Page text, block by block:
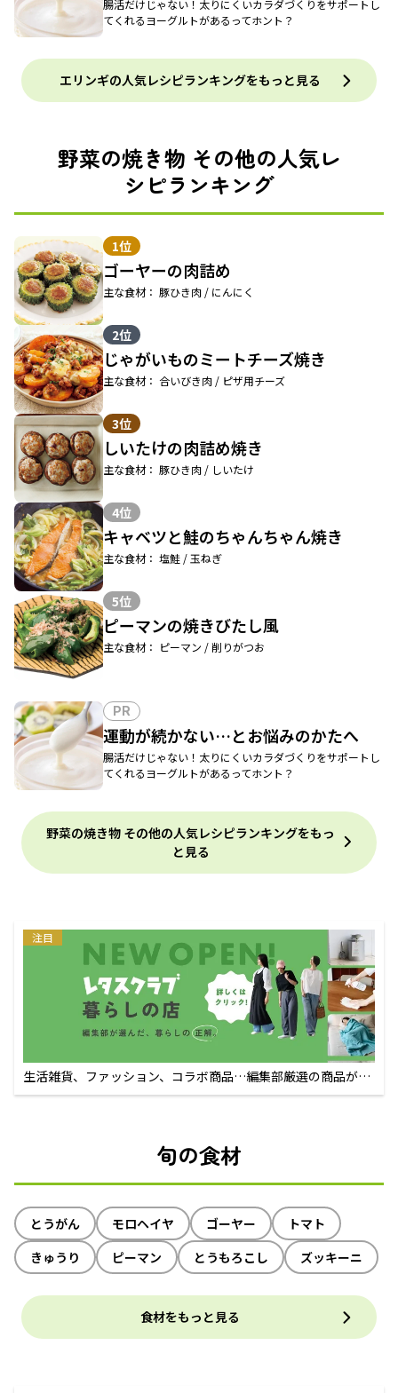
腸活だけじゃない！太りにくいカラダづくりをサポートし
てくれるヨーグルトがあるってホント？
エリンギの人気レシピランキングをもっと見る
野菜の焼き物 その他の人気レ
シピランキング
1位
ゴーヤーの肉詰め
主な食材： 豚ひき肉 / にんにく
2位
じゃがいものミートチーズ焼き
主な食材： 合いびき肉 / ピザ用チーズ
3位
しいたけの肉詰め焼き
主な食材： 豚ひき肉 / しいたけ
4位
キャベツと鮭のちゃんちゃん焼き
主な食材： 塩鮭 / 玉ねぎ
5位
ピーマンの焼きびたし風
主な食材： ピーマン / 削りがつお
PR
運動が続かない…とお悩みのかたへ
腸活だけじゃない！太りにくいカラダづくりをサポートし
てくれるヨーグルトがあるってホント？
野菜の焼き物 その他の人気レシピランキングをもっ
と見る
注目
生活雑貨、ファッション、コラボ商品…編集部厳選の商品が買
えるECサイト
旬の食材
とうがん モロヘイヤ ゴーヤー
トマト
きゅうり
ピーマン とうもろこし ズッキーニ
食材をもっと見る